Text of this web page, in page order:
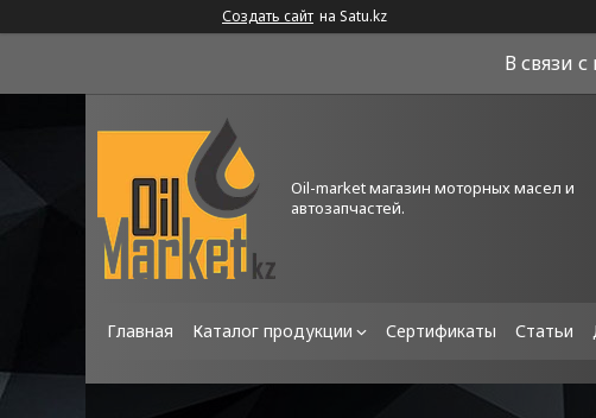
Создать сайт на Satu.kz
В связи
Oil-market магазин моторных масел и
автозапчастей.
Главная Каталог продукции Сертификаты Статьи